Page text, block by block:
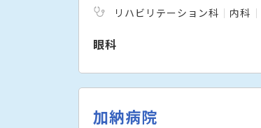
リハビリテーション科
内科
眼科
加納病院